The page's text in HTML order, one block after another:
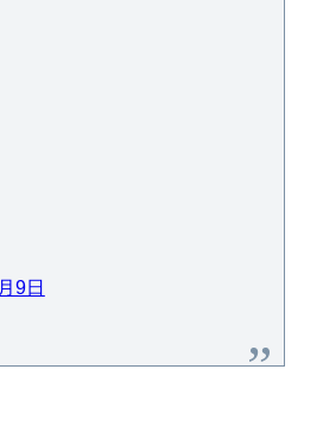
9日